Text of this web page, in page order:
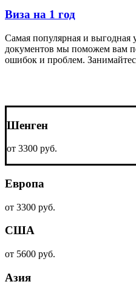
Виза на 1 год
Самая популярная и
документов мы поможем вам
ошибок и проблем.
Шенген
от 3300 руб.
Европа
от 3300 руб.
США
от 5600 руб.
Азия